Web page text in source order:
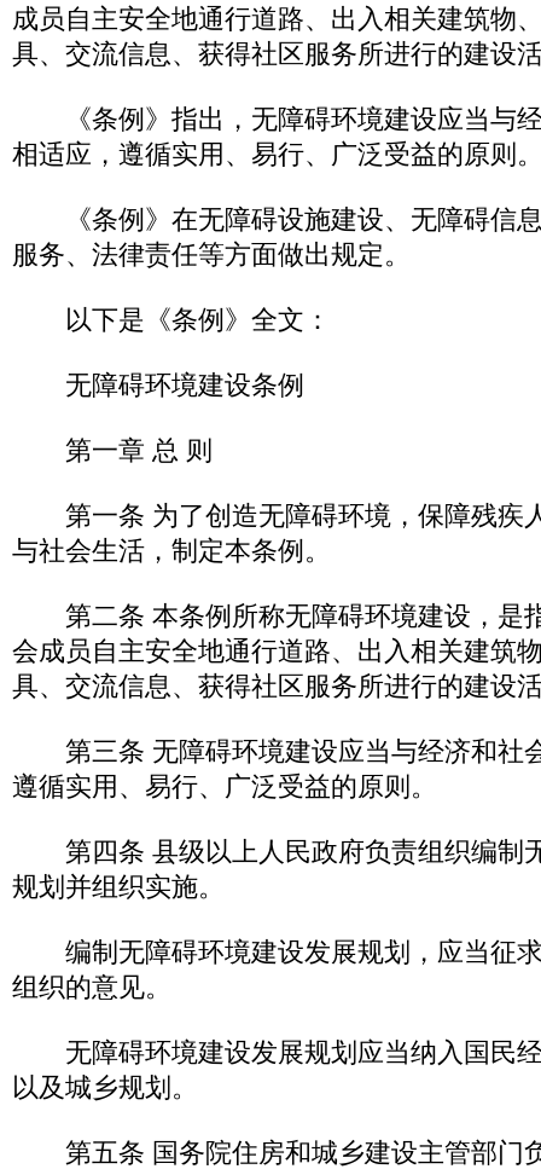
成员自主安全地通行道路、出入相关建筑物
具、交流信息、获得社区服务所进行的建设
《条例》指出，无障碍环境建设应当与
相适应，遵循实用、易行、广泛受益的原则
《条例》在无障碍设施建设、无障碍信
服务、法律责任等方面做出规定。
以下是《条例》全文：
无障碍环境建设条例
第一章 总 则
第一条 为了创造无障碍环境，保障残疾
与社会生活，制定本条例。
第二条 本条例所称无障碍环境建设，是
会成员自主安全地通行道路、出入相关建筑
具、交流信息、获得社区服务所进行的建设
第三条 无障碍环境建设应当与经济和社
遵循实用、易行、广泛受益的原则。
第四条 县级以上人民政府负责组织编制
规划并组织实施。
编制无障碍环境建设发展规划，应当征
组织的意见。
无障碍环境建设发展规划应当纳入国民
以及城乡规划。
第五条 国务院住房和城乡建设主管部门